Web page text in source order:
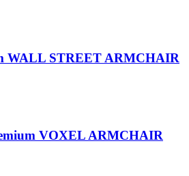
WALL STREET ARMCHAIR
VOXEL ARMCHAIR